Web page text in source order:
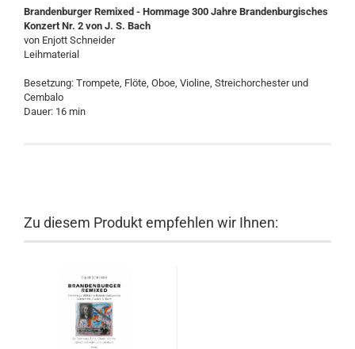
Brandenburger Remixed - Hommage 300 Jahre Brandenburgisches
Konzert Nr. 2 von J. S. Bach
von Enjott Schneider
Leihmaterial
Besetzung: Trompete, Flöte, Oboe, Violine, Streichorchester und
Cembalo
Dauer: 16 min
Zu diesem Produkt empfehlen wir Ihnen: